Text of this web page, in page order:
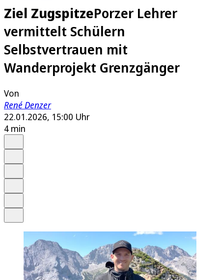
Ziel ZugspitzePorzer Lehrer
vermittelt Schülern
Selbstvertrauen mit
Wanderprojekt Grenzgänger
Von
René Denzer
22.01.2026, 15:00 Uhr
4 min